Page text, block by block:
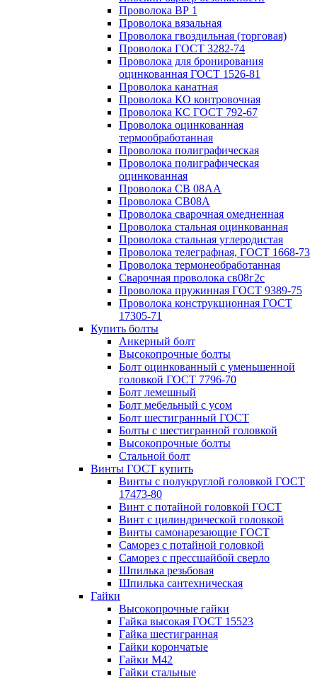
Проволока ВР 1
Проволока вязальная
Проволока гвоздильная (торговая)
Проволока ГОСТ 3282-74
Проволока для бронирования
оцинкованная ГОСТ 1526-81
Проволока канатная
Проволока КО контровочная
Проволока КС ГОСТ 792-67
Проволока оцинкованная
термообработанная
Проволока полиграфическая
Проволока полиграфическая
оцинкованная
Проволока СВ 08АА
Проволока СВ08А
Проволока сварочная омедненная
Проволока стальная оцинкованная
Проволока стальная углеродистая
Проволока телеграфная, ГОСТ 1668-73
Проволока термонеобработанная
Сварочная проволока св08г2с
Проволока пружинная ГОСТ 9389-75
Проволока конструкционная ГОСТ
17305-71
Купить болты
Анкерный болт
Высокопрочные болты
Болт оцинкованный с уменьшенной
головкой ГОСТ 7796-70
Болт лемешный
Болт мебельный с усом
Болт шестигранный ГОСТ
Болты с шестигранной головкой
Высокопрочные болты
Стальной болт
Винты ГОСТ купить
Винты с полукруглой головкой ГОСТ
17473-80
Винт с потайной головкой ГОСТ
Винт с цилиндрической головкой
Винты самонарезающие ГОСТ
Саморез с потайной головкой
Саморез с прессшайбой сверло
Шпилька резьбовая
Шпилька сантехническая
Гайки
Высокопрочные гайки
Гайка высокая ГОСТ 15523
Гайка шестигранная
Гайки корончатые
Гайки М42
Гайки стальные